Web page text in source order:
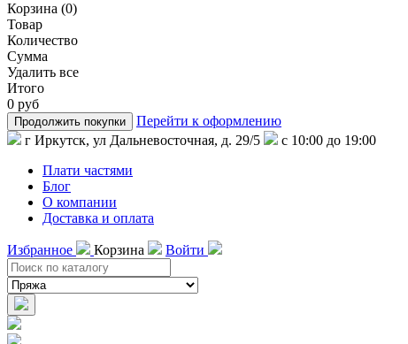
Корзина (0)
Товар
Количество
Сумма
Удалить все
Итого
0 руб
Продолжить покупки
Перейти к оформлению
г Иркутск, ул Дальневосточная, д. 29/5
с 10:00 до 19:00
Плати частями
Блог
О компании
Доставка и оплата
Избранное Корзина Войти